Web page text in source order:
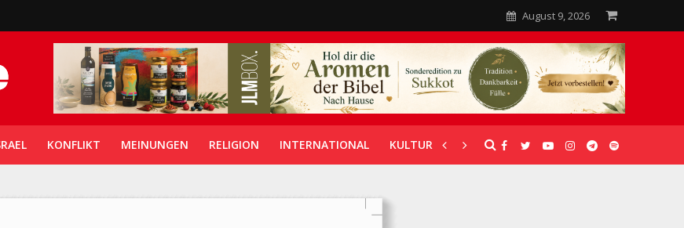
August 9, 2026
KONFLIKT MEINUNGEN RELIGION INTERNATIONAL KULTUR UNTERSTÜTZUNG